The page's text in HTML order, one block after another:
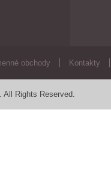
obchody Kontakty
All Rights Reserved.